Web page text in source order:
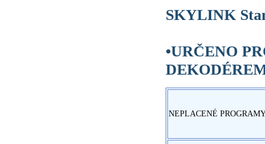
SKYLINK
•URČENO
NEPLACENÉ